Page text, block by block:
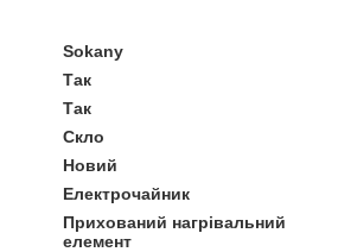
Sokany
Так
Так
Скло
Новий
Електрочайник
Прихований нагрівальний
елемент